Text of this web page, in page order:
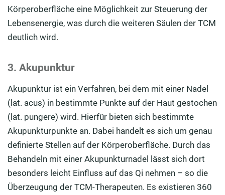
Körperoberfläche eine Möglichkeit zur Steuerung der
Lebensenergie, was durch die weiteren Säulen der TCM
deutlich wird.
3. Akupunktur
Akupunktur ist ein Verfahren, bei dem mit einer Nadel
(lat. acus) in bestimmte Punkte auf der Haut gestochen
(lat. pungere) wird. Hierfür bieten sich bestimmte
Akupunkturpunkte an. Dabei handelt es sich um genau
definierte Stellen auf der Körperoberfläche. Durch das
Behandeln mit einer Akupunkturnadel lässt sich dort
besonders leicht Einfluss auf das Qi nehmen – so die
Überzeugung der TCM-Therapeuten. Es existieren 360